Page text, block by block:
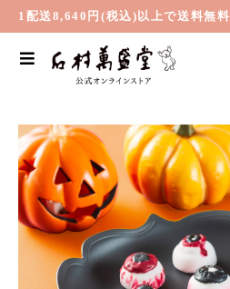
1配送8,640円(税込)以上で送料無料